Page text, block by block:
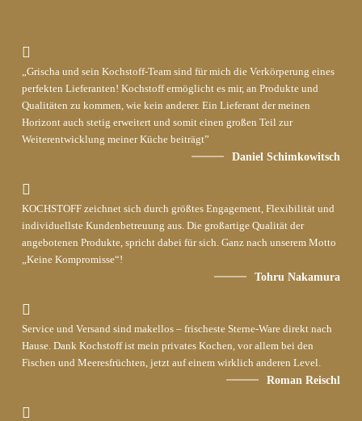
„Grischa und sein Kochstoff-Team sind für mich die Verkörperung eines
perfekten Lieferanten! Kochstoff ermöglicht es mir, an Produkte und
Qualitäten zu kommen, wie kein anderer. Ein Lieferant der meinen
Horizont auch stetig erweitert und somit einen großen Teil zur
Weiterentwicklung meiner Küche beiträgt”
Daniel Schimkowitsch
KOCHSTOFF zeichnet sich durch größtes Engagement, Flexibilität und
individuellste Kundenbetreuung aus. Die großartige Qualität der
angebotenen Produkte, spricht dabei für sich. Ganz nach unserem Motto
„Keine Kompromisse“!
Tohru Nakamura
Service und Versand sind makellos – frischeste Sterne-Ware direkt nach
Hause. Dank Kochstoff ist mein privates Kochen, vor allem bei den
Fischen und Meeresfrüchten, jetzt auf einem wirklich anderen Level.
Roman Reischl